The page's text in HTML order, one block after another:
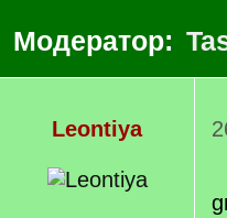
Модератор:
Leontiya